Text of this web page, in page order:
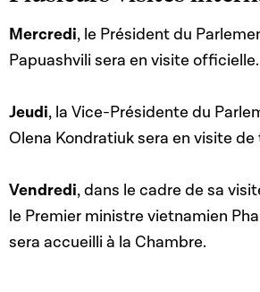
Mercredi, le Président du
Papuashvili sera en visite officielle.
Jeudi, la Vice-Présidente du
Olena Kondratiuk sera en visite de
Vendredi, dans le cadre de sa
le Premier ministre vietnamien
sera accueilli à la Chambre.